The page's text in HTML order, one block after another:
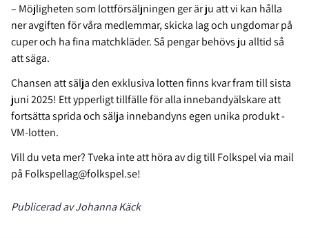
– Möjligheten som lottförsäljningen ger är ju att vi kan hålla
ner avgiften för våra medlemmar, skicka lag och ungdomar på
cuper och ha fina matchkläder. Så pengar behövs ju alltid så
att säga.
Chansen att sälja den exklusiva lotten finns kvar fram till sista
juni 2025! Ett ypperligt tillfälle för alla innebandyälskare att
fortsätta sprida och sälja innebandyns egen unika produkt -
VM-lotten.
Vill du veta mer? Tveka inte att höra av dig till Folkspel via mail
på Folkspellag@folkspel.se!
Publicerad av Johanna Käck